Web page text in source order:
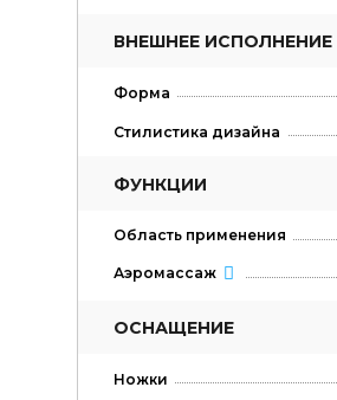
ВНЕШНЕЕ ИСПОЛНЕНИЕ
Форма
Стилистика дизайна
ФУНКЦИИ
Область применения
Аэромассаж
ОСНАЩЕНИЕ
Ножки